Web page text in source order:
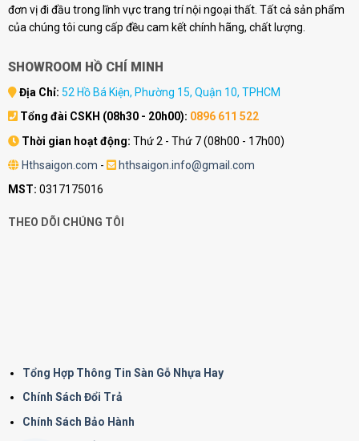
đơn vị đi đầu trong lĩnh vực trang trí nội ngoại thất. Tất cả sản phẩm
của chúng tôi cung cấp đều cam kết chính hãng, chất lượng.
SHOWROOM HỒ CHÍ MINH
Địa Chỉ: 52 Hồ Bá Kiện, Phường 15, Quận 10, TPHCM
Tổng đài CSKH (08h30 - 20h00): 0896 611 522
Thời gian hoạt động: Thứ 2 - Thứ 7 (08h00 - 17h00)
Hthsaigon.com -
hthsaigon.info@gmail.com
MST: 0317175016
THEO DÕI CHÚNG TÔI
Tổng Hợp Thông Tin Sàn Gỗ Nhựa Hay
Chính Sách Đổi Trả
Chính Sách Bảo Hành